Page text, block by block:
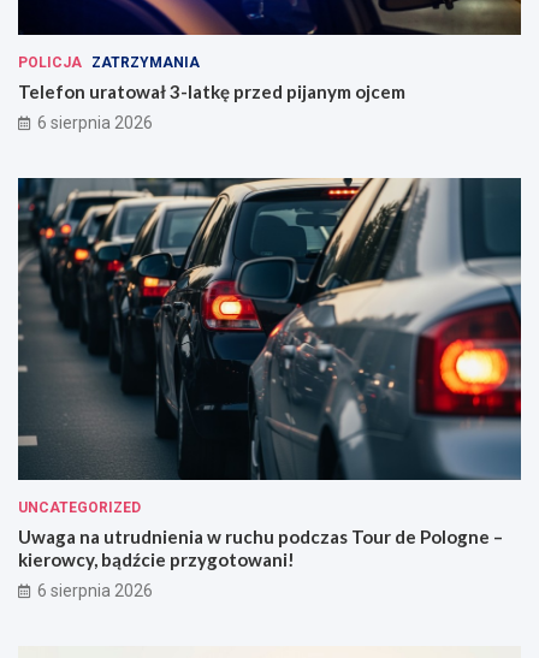
POLICJA ZATRZYMANIA
Telefon uratował 3-latkę przed pijanym ojcem
6 sierpnia 2026
UNCATEGORIZED
Uwaga na utrudnienia w ruchu podczas Tour de Pologne –
kierowcy, bądźcie przygotowani!
6 sierpnia 2026